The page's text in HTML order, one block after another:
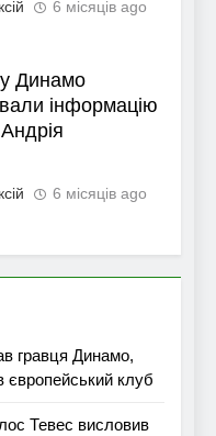
6 місяців ago
Динамо
інформацію
6 місяців ago
гравця Динамо,
європейський клуб
Тевес висловив